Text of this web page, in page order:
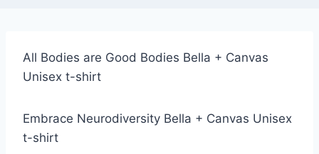
All Bodies are Good Bodies Bella + Canvas
Unisex t-shirt
Embrace Neurodiversity Bella + Canvas Unisex
t-shirt